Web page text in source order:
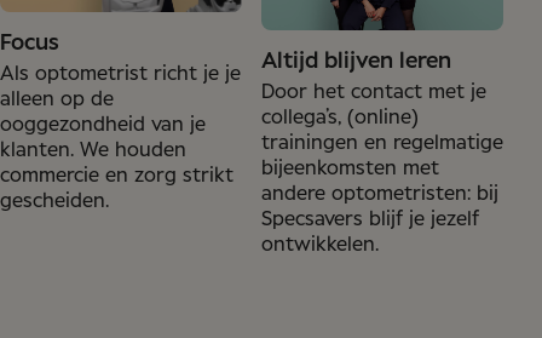
Focus
Als optometrist richt je je
alleen op de
ooggezondheid van je
klanten. We houden
commercie en zorg strikt
gescheiden.
Altijd blijven leren
Door het contact met je
collega’s, (online)
trainingen en regelmatige
bijeenkomsten met
andere optometristen: bij
Specsavers blijf je jezelf
ontwikkelen.